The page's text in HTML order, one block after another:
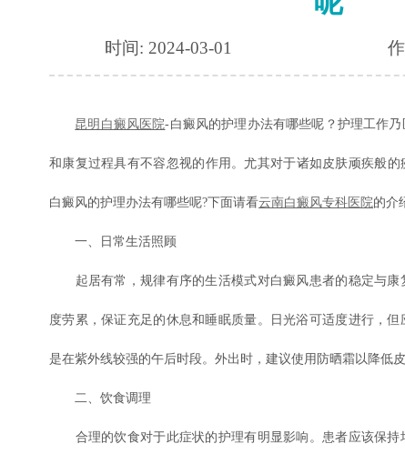
时间: 2024-03-01
昆明白癜风医院-白癜风的护理办法有哪些呢？护理工作
和康复过程具有不容忽视的作用。尤其对于诸如皮肤顽疾般
白癜风的护理办法有哪些呢?下面请看云南白癜风专科医院的介
一、日常生活照顾
起居有常，规律有序的生活模式对白癜风患者的稳定与康
度劳累，保证充足的休息和睡眠质量。日光浴可适度进行，
是在紫外线较强的午后时段。外出时，建议使用防晒霜以降低皮
二、饮食调理
合理的饮食对于此症状的护理有明显影响。患者应该保持